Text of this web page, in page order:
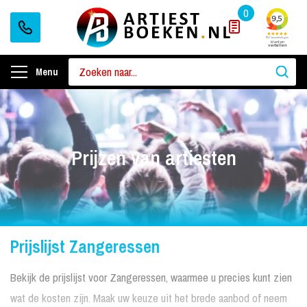
0
Menu
Prijzen van artiesten
Prijslijst Zangeressen
Bekijk de prijslijst voor Zangeressen, waarmee u precies kunt zien
wat de kosten zijn. Maak uw keuze uit het brede aanbod of neem